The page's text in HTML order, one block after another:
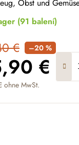
Obst und
(91 balení)
€ –20 %
€
ohne MwSt.